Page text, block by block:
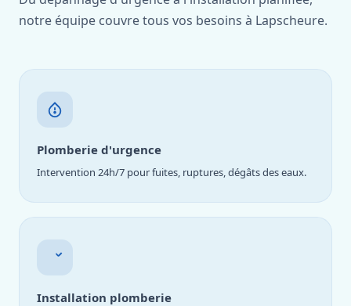
notre équipe couvre tous vos besoins à Lapscheure.
Plomberie d'urgence
Intervention 24h/7 pour fuites, ruptures, dégâts des eaux.
Installation plomberie